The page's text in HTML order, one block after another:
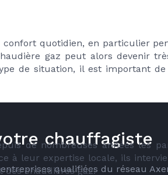
quotidien, en particulier
gaz peut alors devenir
de situation, il est important
de nombreuses années les
à leur expertise locale, ils
des chaudières gaz.
chauffagiste
qualifiées du réseau